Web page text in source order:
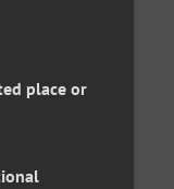
place or